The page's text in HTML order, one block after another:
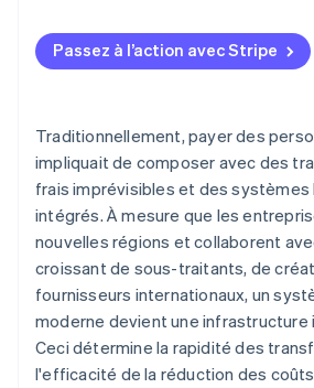
Visibilité limitée
Passez à l’action avec Stripe
Traditionnellement, payer des
impliquait de composer avec des
frais imprévisibles et des systèmes
intégrés. À mesure que les
nouvelles régions et collaborent
croissant de sous-traitants, de
fournisseurs internationaux, un
moderne devient une infrastructure
Ceci détermine la rapidité des
l'efficacité de la réduction des